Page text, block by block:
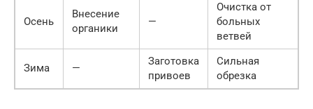
Осень
Внесение
органики
—
Очистка от
больных
ветвей
Зима —
Заготовка
привоев
Сильная
обрезка